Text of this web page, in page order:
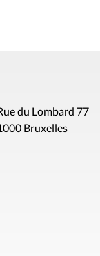
du Lombard 77
Bruxelles